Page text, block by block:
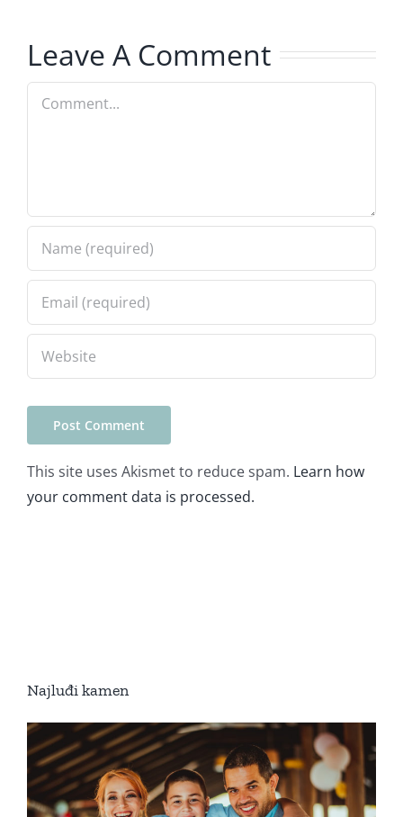
Leave A Comment
Comment
This site uses Akismet to reduce spam. Learn how
your comment data is processed.
Najluđi kamen